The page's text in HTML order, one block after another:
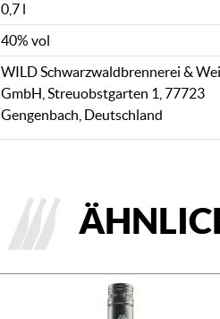
0,7 l
40% vol
WILD Schwarzwaldbrennerei &
GmbH, Streuobstgarten 1, 77723
Gengenbach, Deutschland